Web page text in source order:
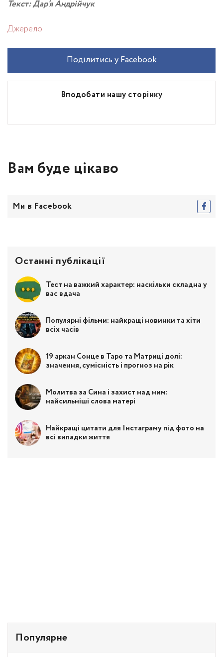
Текст: Дар’я Андрійчук
Джерело
Вподобати нашу сторінку
Поділитись у Facebook
Вам буде цікаво
Ми в Facebook
Останні публікації
Тест на важкий характер: наскільки складна у
вас вдача
Популярні фільми: найкращі новинки та хіти
всіх часів
19 аркан Сонце в Таро та Матриці долі:
значення, сумісність і прогноз на рік
Молитва за Сина і захист над ним:
найсильніші слова матері
Найкращі цитати для Інстаграму під фото на
всі випадки життя
Популярне